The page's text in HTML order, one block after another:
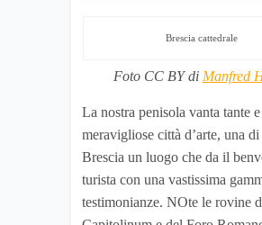
Brescia cattedrale
Foto CC BY di Manfred
La nostra penisola vanta tante e
meravigliose città d’arte, una di
Brescia un luogo che da il
turista con una vastissima
testimonianze. NOte le rovine